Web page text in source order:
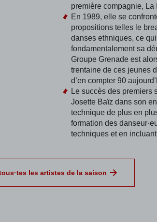
première compagnie, La
En 1989, elle se
propositions telles le
danses ethniques, ce qui
fondamentalement sa
Groupe Grenade est
trentaine de ces jeunes
d’en compter 90
Le succès des premiers
Josette Baïz dans son
technique de plus en
formation des
techniques et en incluant
les artistes de la saison